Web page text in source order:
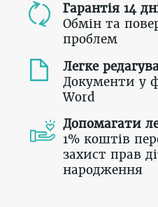
Гарантія 14
Обмін та
проблем
Легке
Документи у
Word
Допомагати
1% коштів
захист прав
народження